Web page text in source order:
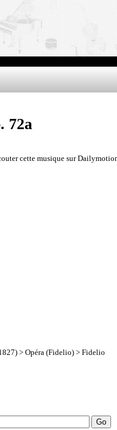
72a
> Opéra (Fidelio) > Fidelio